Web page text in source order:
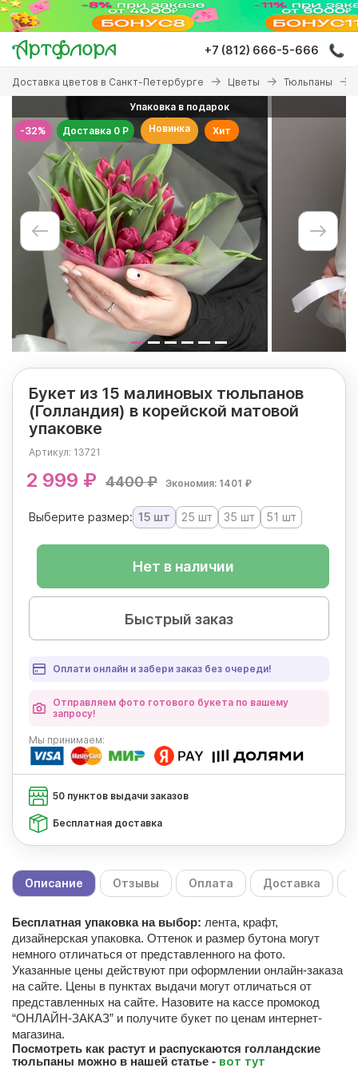
Перейти
основному
содержанию
+7 (812) 666-5-666
Вы
здесь
Доставка цветов в Санкт-Петербурге Цветы Тюльпаны
-32%
Упаковка в подарок
Доставка 0 Р
Новинка Хит
Букет из 15 малиновых тюльпанов
(Голландия) в корейской матовой
упаковке
Артикул: 13721
2 999 ₽ 4400 ₽ Экономия: 1401 ₽
Выберите размер: 15 шт 25 шт 35 шт 51 шт
Нет в наличии
Быстрый заказ
Оплати онлайн и забери заказ без очереди!
Отправляем фото готового букета по вашему
запросу!
Мы принимаем:
50 пунктов выдачи заказов
Бесплатная доставка
Описание Отзывы Оплата Доставка
Бесплатная упаковка на выбор: лента, крафт,
дизайнерская упаковка. Оттенок и размер бутона могут
немного отличаться от представленного на фото.
Указанные цены действуют при оформлении онлайн-заказа
на сайте. Цены в пунктах выдачи могут отличаться от
представленных на сайте. Назовите на кассе промокод
“ОНЛАЙН-ЗАКАЗ” и получите букет по ценам интернет-
магазина.
Посмотреть как растут и распускаются голландские
тюльпаны можно в нашей статье - вот тут